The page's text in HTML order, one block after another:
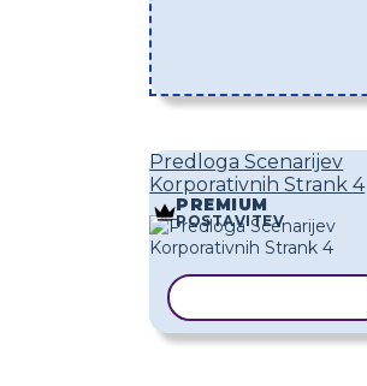
Predloga Scenarijev
Korporativnih Strank 4
PREMIUM
POSTAVITEV